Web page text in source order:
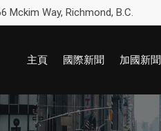
Mckim Way, Richmond, B.C.
主頁 國際新聞 加國新聞